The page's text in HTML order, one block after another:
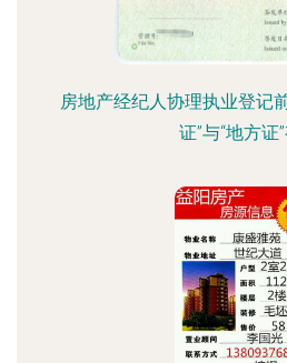
房地产经纪人协理执业登记
证”与“地方证